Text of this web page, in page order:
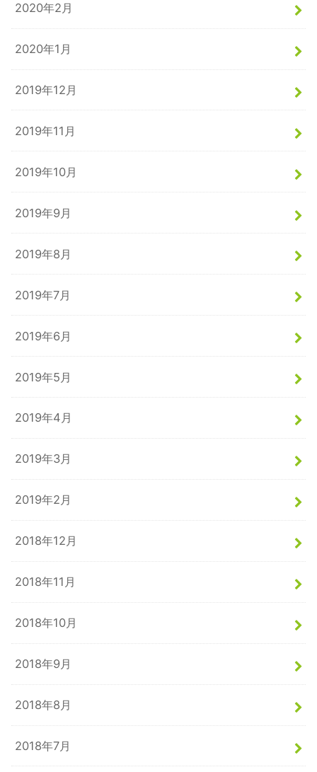
2020年2月
2020年1月
2019年12月
2019年11月
2019年10月
2019年9月
2019年8月
2019年7月
2019年6月
2019年5月
2019年4月
2019年3月
2019年2月
2018年12月
2018年11月
2018年10月
2018年9月
2018年8月
2018年7月